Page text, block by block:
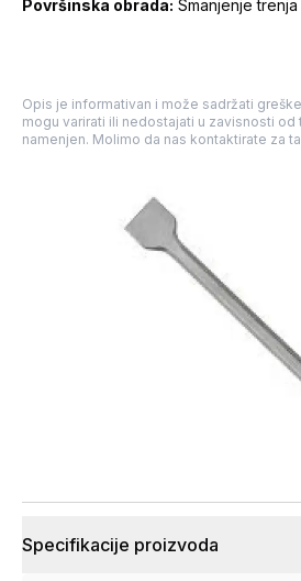
Površinska obrada: Smanjenje trenja
Opis je informativan i može sadržati
mogu varirati ili nedostajati u zavisnosti od
namenjen. Molimo da nas kontaktirate za
Specifikacije proizvoda